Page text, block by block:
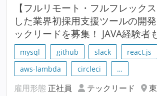
【フルリモート・フルフレック
した業界初採用支援ツールの開
ックリードを募集！ JAVA経験者
mysql github slack
react.js
aws-lambda
circleci …
雇用形態 正社員 テックリード